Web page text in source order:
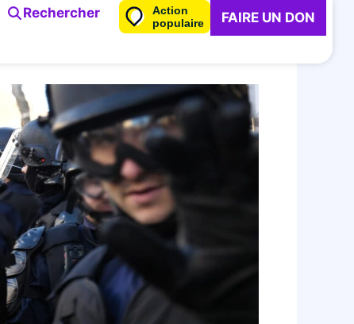
Rechercher
Action
populaire
FAIRE UN DON